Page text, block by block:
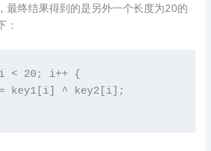
最终结果得到的是另外一个长度为20的
：
20; i++ {
key1[i] ^ key2[i];